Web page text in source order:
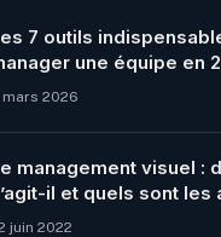
7 outils
une équipe en
mars 2026
management visuel :
il et quels sont les
juin 2022